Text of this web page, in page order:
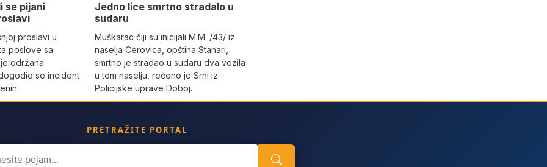
se pijani
proslavi u
poslove sa
održana
se incident
Јedno lice smrtno stradalo u
sudaru
Muškarac čiji su inicijali M.M. /43/ iz
naselja Cerovica, opština Stanari,
smrtno je stradao u sudaru dva vozila
u tom naselju, rečeno je Srni iz
Policijske uprave Doboj.
PRETRAŽITE PORTAL